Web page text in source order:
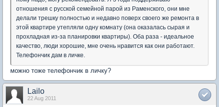
отношения с русской семейной парой из Раменского, они мне
делали трешку полностью и недавно поверх своего же ремонта в
этой квартире утепляли одну комнату (она оказалась сырая и
прохладная из-за планировки квартиры). Оба раза - идеальное
качество, люди хорошие, мне очень нравится как они работают.
Телефончик дам в личке.
можно тоже телефончик в личку?
Lailo
22 Aug 2011